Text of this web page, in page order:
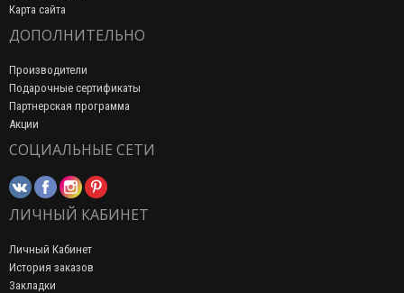
Карта сайта
ДОПОЛНИТЕЛЬНО
Производители
Подарочные сертификаты
Партнерская программа
Акции
СОЦИАЛЬНЫЕ СЕТИ
ЛИЧНЫЙ КАБИНЕТ
Личный Кабинет
История заказов
Закладки